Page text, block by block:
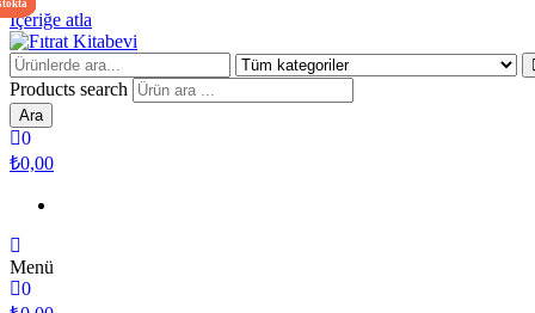
İçeriğe atla
Fıtrat Kitabevi
Oku Yaşa Anlat
Products search
Ara
0
₺0,00
Menü
0
yok